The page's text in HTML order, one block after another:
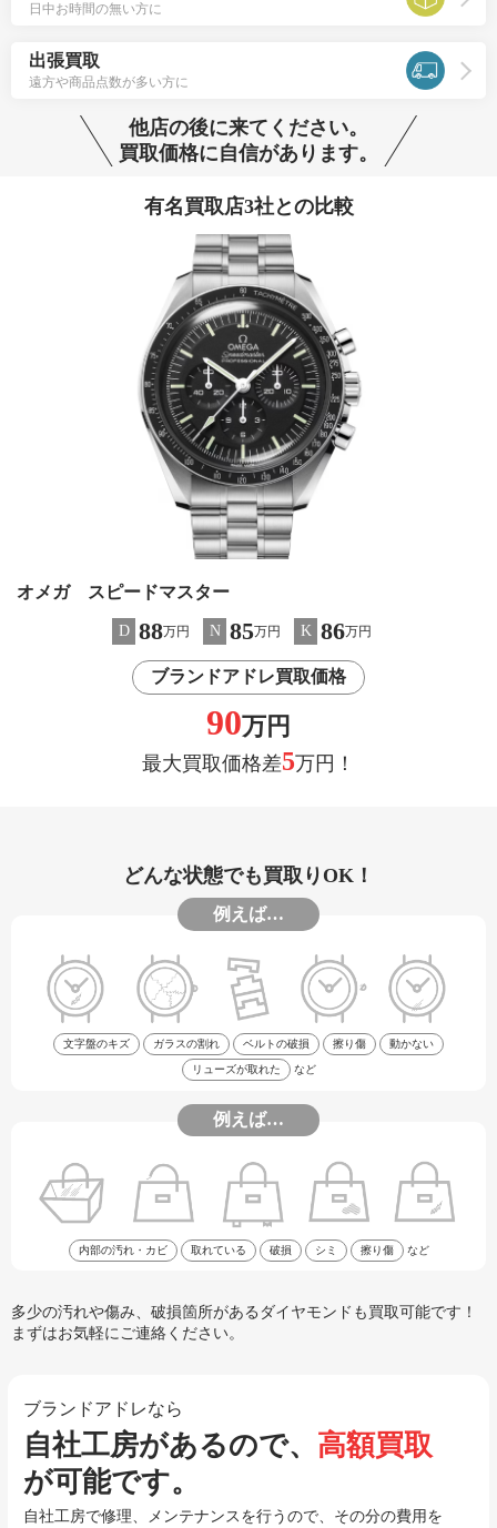
日中お時間の無い方に
出張買取
遠方や商品点数が多い方に
他店の後に来てください。
買取価格に自信があります。
有名買取店3社との比較
オメガ スピードマスター
D 88万円 N 85万円 K 86万円
ブランドアドレ買取価格
90万円
最大買取価格差5万円！
どんな状態でも買取りOK！
例えば…
文字盤のキズ ガラスの割れ ベルトの破損 擦り傷 動かない
リューズが取れた など
例えば…
内部の汚れ・カビ 取れている 破損 シミ 擦り傷 など
多少の汚れや傷み、破損箇所があるダイヤモンドも買取可能です！
まずはお気軽にご連絡ください。
ブランドアドレなら
自社工房があるので、 高額買取
が可能です。
自社工房で修理、メンテナンスを行うので、その分の費用を